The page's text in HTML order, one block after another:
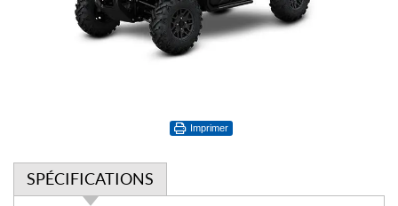
Imprimer
SPÉCIFICATIONS